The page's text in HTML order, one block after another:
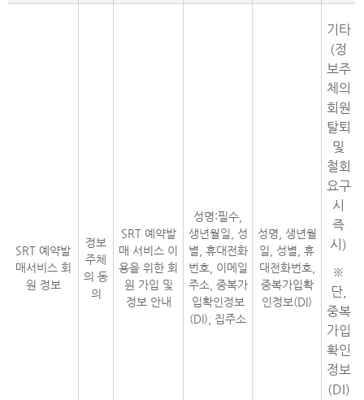
SRT 예약발
매서비스 회
원 정보
정보
주체
의 동
의
SRT 예약발
매 서비스 이
용을 위한 회
원 가입 및
정보 안내
성명:필수,
생년월일, 성
별, 휴대전화
번호, 이메일
주소, 중복가
입확인정보
(DI), 집주소
성명, 생년월
일, 성별, 휴
대전화번호,
중복가입확
인정보(DI)
기타
(정
보주
체의
회원
탈퇴
및
철회
요구
시
즉
시)
※
단,
중복
가입
확인
정보
(DI)